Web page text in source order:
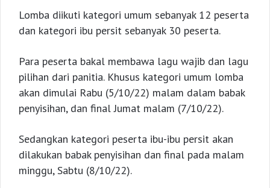
Lomba diikuti kategori umum sebanyak 12 peserta
dan kategori ibu persit sebanyak 30 peserta.
Para peserta bakal membawa lagu wajib dan lagu
pilihan dari panitia. Khusus kategori umum lomba
akan dimulai Rabu (5/10/22) malam dalam babak
penyisihan, dan final Jumat malam (7/10/22).
Sedangkan kategori peserta ibu-ibu persit akan
dilakukan babak penyisihan dan final pada malam
minggu, Sabtu (8/10/22).